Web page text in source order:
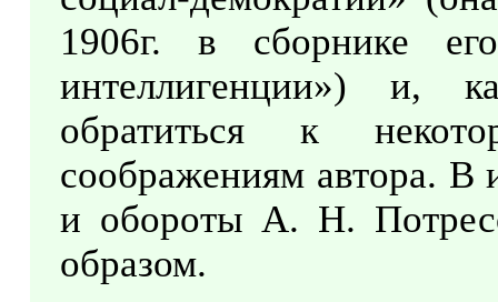
1906г. в сборнике
интеллигенции») и,
обратиться к
соображениям автора. В
и обороты А. Н.
образом.